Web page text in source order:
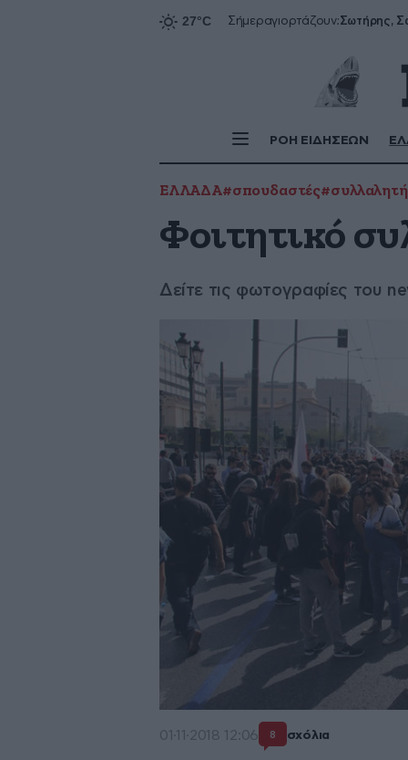
Σήμεραγιορτάζουν:
ΡΟΗ ΕΙΔΗΣΕΩΝ
ΕΛΛΑΔΑ#σπουδαστές
Φοιτητικό
Δείτε τις φωτογραφίες του
01·11·2018 12:06 8 σχόλια